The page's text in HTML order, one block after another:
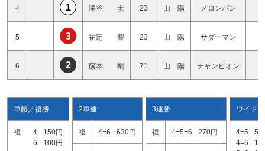
4 1 滝谷 圭 23 山 陽 メロンパン
5 3 祐定 響 23 山 陽 サダーマン
6 2 藤本 剛 71 山 陽 チャンピオン
単勝／複勝
複 4
150円
6
100円
2車連
複 4=6 630円
3連勝
複 4=5=6 270円
ワイド
4=5
4=6